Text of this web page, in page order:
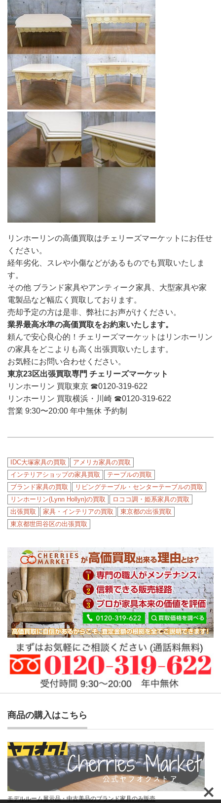
リンホーリンの高価買取はチェリーズマーケットにお任せ
ください。
経年劣化、スレや小傷などがあるものでも買取いたしま
す。
その他 ブランド家具やアンティーク家具、大型家具や家
電製品など幅広く買取しております。
売却予定の方は是非、弊社にお声がけください。
業界最高水準の高価買取をお約束いたします。
頼んで安心良心的！チェリーズマーケットはリンホーリン
の家具をどこよりも高く出張買取いたします。
お気軽にお問い合わせください。
東京23区出張買取専門 チェリーズマーケット
リンホーリン 買取東京 ☎︎0120-319-622
リンホーリン 買取横浜・川崎 ☎︎0120-319-622
営業 9:30〜20:00 年中無休 予約制
IDC大塚家具の買取
アメリカ家具の買取
インテリアショップの家具買取
テーブルの買取
ブランド家具の買取
リビングテーブル・センターテーブルの買取
リンホーリン(Lynn Hollyn)の買取
ロココ調・姫系家具の買取
出張買取
家具・インテリアの買取
東京都の出張買取
東京都世田谷区の出張買取
商品の購入はこちら
モデルルーム展示品・中古美品のブランド家具のみ販売